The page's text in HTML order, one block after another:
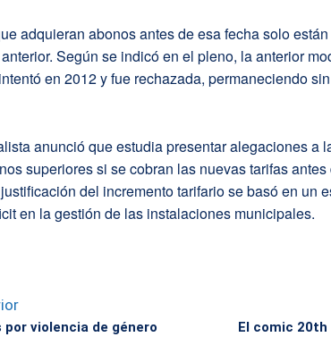
adquieran abonos antes de esa fecha solo
Según se indicó en el pleno, la anterior
en 2012 y fue rechazada, permaneciendo
anunció que estudia presentar alegaciones a
superiores si se cobran las nuevas tarifas
del incremento tarifario se basó en un
en la gestión de las instalaciones municipales.
por violencia de género
El comic